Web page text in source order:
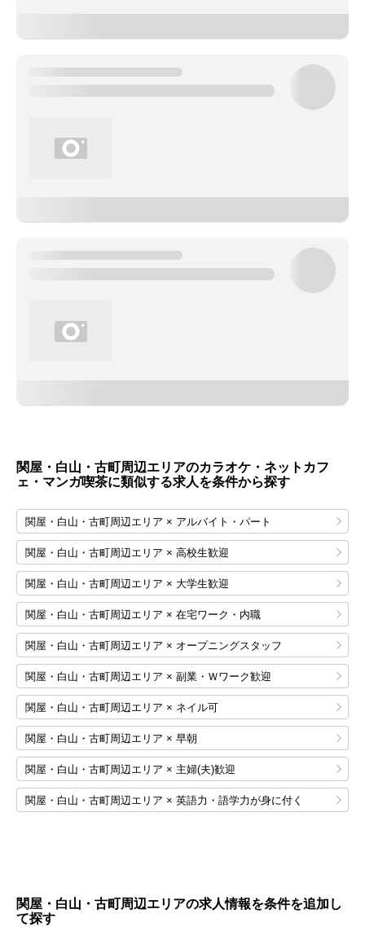
関屋・白山・古町周辺エリアのカラオケ・ネットカフ
ェ・マンガ喫茶に類似する求人を条件から探す
関屋・白山・古町周辺エリア × アルバイト・パート
関屋・白山・古町周辺エリア × 高校生歓迎
関屋・白山・古町周辺エリア × 大学生歓迎
関屋・白山・古町周辺エリア × 在宅ワーク・内職
関屋・白山・古町周辺エリア × オープニングスタッフ
関屋・白山・古町周辺エリア × 副業・Ｗワーク歓迎
関屋・白山・古町周辺エリア × ネイル可
関屋・白山・古町周辺エリア × 早朝
関屋・白山・古町周辺エリア × 主婦(夫)歓迎
関屋・白山・古町周辺エリア × 英語力・語学力が身に付く
関屋・白山・古町周辺エリアの求人情報を条件を追加し
て探す